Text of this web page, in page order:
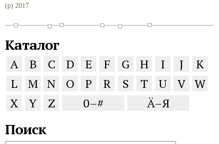
(p) 2017
Каталог
A B C D E F G H I J
K
L
M N O P R S T U V W
X
Y Z 0–# Ä–Я
Поиск